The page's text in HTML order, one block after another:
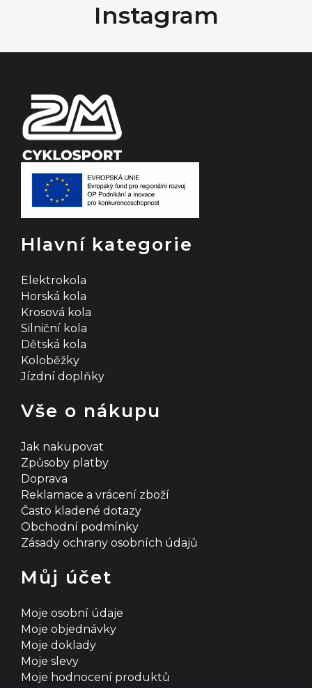
t
Instagram
Hlavní kategorie
Elektrokola
Horská kola
Krosová kola
Silniční kola
Dětská kola
Koloběžky
Jízdní doplňky
Vše o nákupu
Jak nakupovat
Způsoby platby
Doprava
Reklamace a vrácení zboží
Často kladené dotazy
Obchodní podmínky
Zásady ochrany osobních údajů
Můj účet
Moje osobní údaje
Moje objednávky
Moje doklady
Moje slevy
Moje hodnocení produktů